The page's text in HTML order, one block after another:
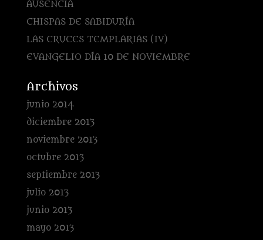
AUSENCIA
CHISPAS DE SABIDURÍA
LAS CRUCES TEMPLARIAS (IV)
EVANGELIO DÍA 10 DE NOVIEMBRE
Archivos
junio 2014
diciembre 2013
noviembre 2013
octubre 2013
septiembre 2013
julio 2013
junio 2013
mayo 2013